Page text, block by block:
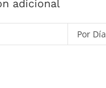
adicional
Por Día